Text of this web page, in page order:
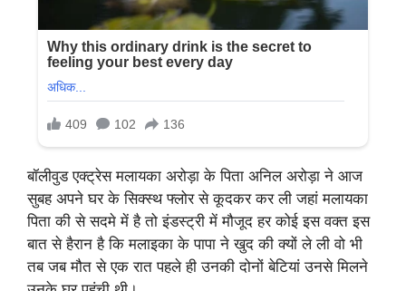
बॉलीवुड एक्ट्रेस मलायका अरोड़ा के पिता अनिल अरोड़ा ने आज
सुबह अपने घर के सिक्स्थ फ्लोर से कूदकर कर ली जहां मलायका
पिता की से सदमे में है तो इंडस्ट्री में मौजूद हर कोई इस वक्त इस
बात से हैरान है कि मलाइका के पापा ने खुद की क्यों ले ली वो भी
तब जब मौत से एक रात पहले ही उनकी दोनों बेटियां उनसे मिलने